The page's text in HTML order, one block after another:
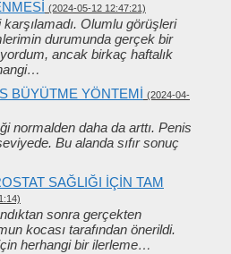
(2024-05-12 12:47:21)
Olumlu görüşleri
durumunda gerçek bir
ancak birkaç haftalık
BÜYÜTME YÖNTEMI
(2024-04-
normalden daha da arttı. Penis
Bu alanda sıfır sonuç
SAĞLIĞI IÇIN TAM
sonra gerçekten
kocası tarafından önerildi.
herhangi bir ilerleme…